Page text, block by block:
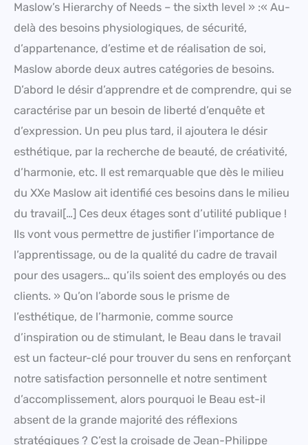
Maslow’s Hierarchy of Needs – the sixth level » :« Au-
delà des besoins physiologiques, de sécurité,
d’appartenance, d’estime et de réalisation de soi,
Maslow aborde deux autres catégories de besoins.
D’abord le désir d’apprendre et de comprendre, qui se
caractérise par un besoin de liberté d’enquête et
d’expression. Un peu plus tard, il ajoutera le désir
esthétique, par la recherche de beauté, de créativité,
d’harmonie, etc. Il est remarquable que dès le milieu
du XXe Maslow ait identifié ces besoins dans le milieu
du travail[…] Ces deux étages sont d’utilité publique !
Ils vont vous permettre de justifier l’importance de
l’apprentissage, ou de la qualité du cadre de travail
pour des usagers… qu’ils soient des employés ou des
clients. » Qu’on l’aborde sous le prisme de
l’esthétique, de l’harmonie, comme source
d’inspiration ou de stimulant, le Beau dans le travail
est un facteur-clé pour trouver du sens en renforçant
notre satisfaction personnelle et notre sentiment
d’accomplissement, alors pourquoi le Beau est-il
absent de la grande majorité des réflexions
stratégiques ? C’est la croisade de Jean-Philippe